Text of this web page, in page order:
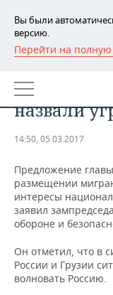
Вы были
версию.
Перейти на
РЕГИОНЫ
БАШКОРТОСТАН
ТАТАРСТАН
НОВОСТИ
АНАЛИТИКА
ДЕКЛАРАЦИИ О
КОРОЛИ
ВУЗЫ
КОМУ
НОВОСТИ
ФИНАНСЫ
БАНКИ
БЮДЖЕТ
НОВОСТИ
АГРОПРОМ
НЕДВИЖИМОСТЬ
НОВОСТИ
АВТО
НОВОСТИ АВТО
БИЗНЕС
назвали
14:50, 05.03.2017
Предложение
размещении
интересы
заявил
обороне и
Он отметил, что в
России и Грузии
волновать Россию.